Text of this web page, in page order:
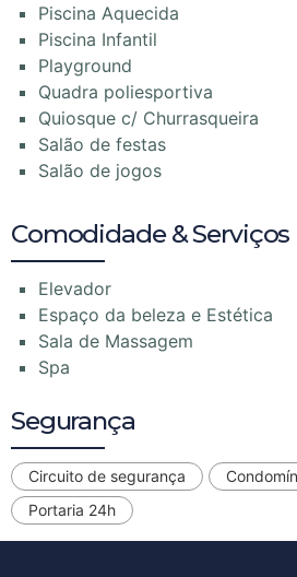
Piscina Aquecida
Piscina Infantil
Playground
Quadra poliesportiva
Quiosque c/ Churrasqueira
Salão de festas
Salão de jogos
Comodidade & Serviços
Elevador
Espaço da beleza e Estética
Sala de Massagem
Spa
Segurança
Circuito de segurança
Portaria 24h